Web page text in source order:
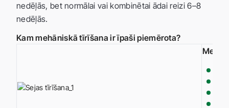
nedēļās, bet normālai vai kombinētai ādai reizi 6–8
nedēļās.
Kam mehāniskā tīrīšana ir īpaši piemērota?